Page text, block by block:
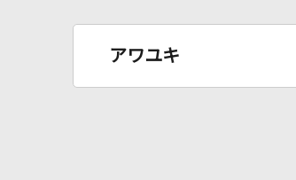
アワユキ